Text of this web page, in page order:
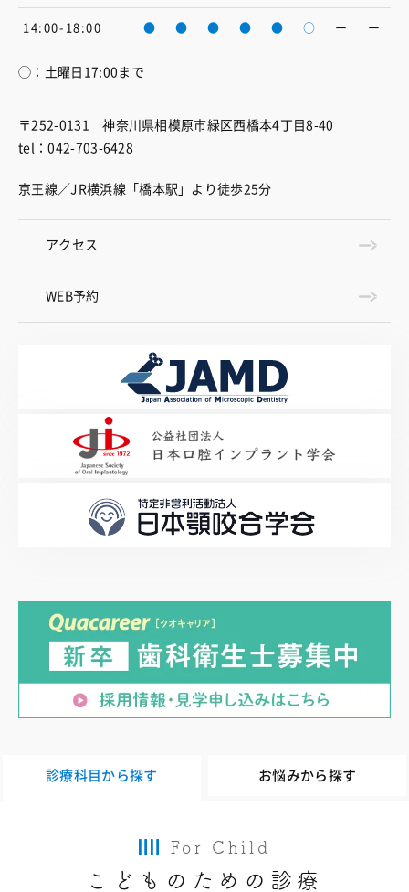
14:00-18:00 ● ● ● ● ● ○ ー ー
◯：土曜日17:00まで
〒252-0131 神奈川県相模原市緑区西橋本4丁目8-40
tel：042-703-6428
京王線／JR横浜線「橋本駅」より徒歩25分
アクセス
WEB予約
診療科目から探す お悩みから探す
For Child
こどものための診療